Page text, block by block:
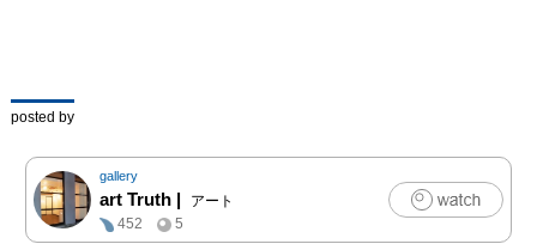
posted by
gallery
art Truth |
アート
452
5